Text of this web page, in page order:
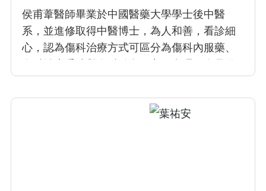
侯甫葦醫師畢業於中國醫藥大學學士後中醫
系，並進修取得中醫博士，為人和善，看診細
心，認為傷科治療方式可區分為傷科內服藥、
後遺症之治療、退化性關節疾病與癌症放化療
之副作用，透過手法整復、內服藥與針灸處